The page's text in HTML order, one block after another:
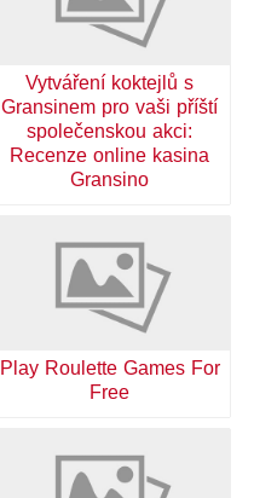
Vytváření koktejlů s
Gransinem pro vaši příští
společenskou akci:
Recenze online kasina
Gransino
Play Roulette Games For
Free